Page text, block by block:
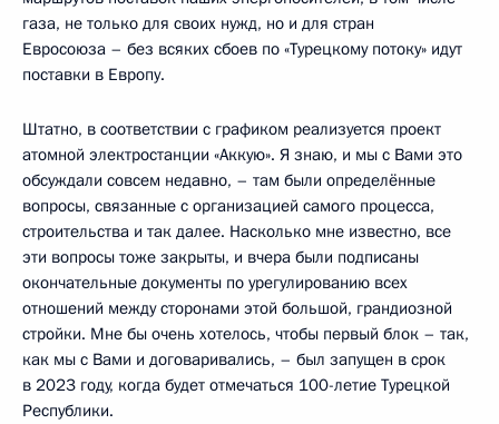
газа, не только для своих нужд, но и для стран
Евросоюза – без всяких сбоев по «Турецкому потоку» идут
поставки в Европу.
Штатно, в соответствии с графиком реализуется проект
атомной электростанции «Аккую». Я знаю, и мы с Вами это
обсуждали совсем недавно, – там были определённые
вопросы, связанные с организацией самого процесса,
строительства и так далее. Насколько мне известно, все
эти вопросы тоже закрыты, и вчера были подписаны
окончательные документы по урегулированию всех
отношений между сторонами этой большой, грандиозной
стройки. Мне бы очень хотелось, чтобы первый блок – так,
как мы с Вами и договаривались, – был запущен в срок
в 2023 году, когда будет отмечаться 100-летие Турецкой
Республики.